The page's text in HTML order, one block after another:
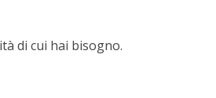
di cui hai bisogno.